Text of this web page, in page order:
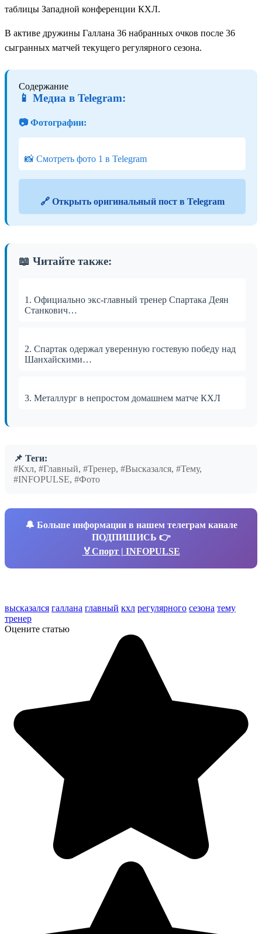
таблицы Западной конференции КХЛ.
В активе дружины Галлана 36 набранных очков после 36
сыгранных матчей текущего регулярного сезона.
Содержание
📱 Медиа в Telegram:
📷 Фотографии:
📸 Смотреть фото 1 в Telegram
🔗 Открыть оригинальный пост в Telegram
📖 Читайте также:
1. Официально экс-главный тренер Спартака Деян
Станкович…
2. Спартак одержал уверенную гостевую победу над
Шанхайскими…
3. Металлург в непростом домашнем матче КХЛ
📌 Теги:
#Кхл, #Главный, #Тренер, #Высказался, #Тему,
#INFOPULSE, #Фото
🔔 Больше информации в нашем телеграм канале
ПОДПИШИСЬ 👉
🏅Спорт | INFOPULSE
высказался галлана главный кхл регулярного сезона тему
тренер
Оцените статью